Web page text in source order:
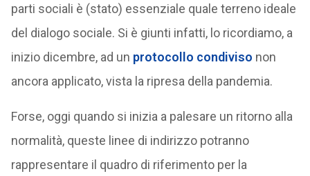
parti sociali è (stato) essenziale quale terreno ideale
del dialogo sociale. Si è giunti infatti, lo ricordiamo, a
inizio dicembre, ad un protocollo condiviso non
ancora applicato, vista la ripresa della pandemia.
Forse, oggi quando si inizia a palesare un ritorno alla
normalità, queste linee di indirizzo potranno
rappresentare il quadro di riferimento per la